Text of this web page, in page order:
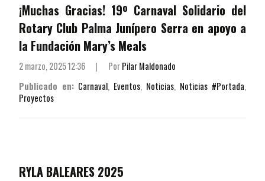
¡Muchas Gracias! 19º Carnaval Solidario del
Rotary Club Palma Junípero Serra en apoyo a
la Fundación Mary’s Meals
2 marzo, 2025 12:36 | PorPilar Maldonado
Publicado en: Carnaval, Eventos, Noticias, Noticias #Portada,
Proyectos
RYLA BALEARES 2025